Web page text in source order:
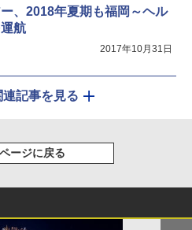
、2018年夏期も福岡～ヘル
航
2017年10月31日
連記事を見る
ージに戻る